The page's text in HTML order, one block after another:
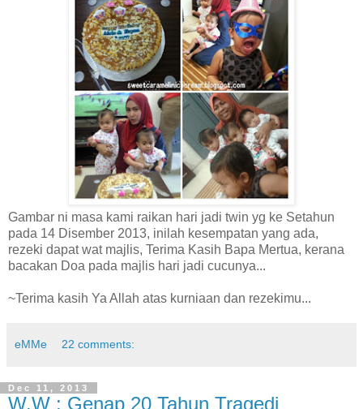
Gambar ni masa kami raikan hari jadi twin yg ke Setahun
pada 14 Disember 2013, inilah kesempatan yang ada,
rezeki dapat wat majlis, Terima Kasih Bapa Mertua, kerana
bacakan Doa pada majlis hari jadi cucunya...
~Terima kasih Ya Allah atas kurniaan dan rezekimu...
eMMe 22 comments:
Dec 11, 2013
W.W : Genap 20 Tahun Tragedi